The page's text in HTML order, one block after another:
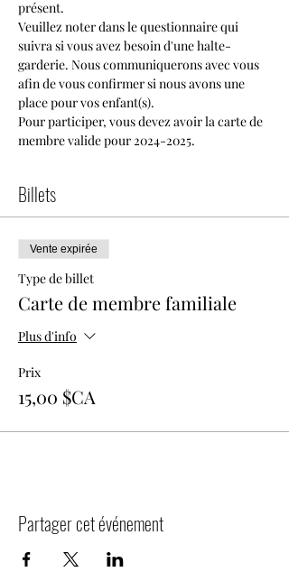
présent.
Veuillez noter dans le questionnaire qui
suivra si vous avez besoin d'une halte-
garderie. Nous communiquerons avec vous
afin de vous confirmer si nous avons une
place pour vos enfant(s).
Pour participer, vous devez avoir la carte de
membre valide pour 2024-2025.
Billets
Vente expirée
Type de billet
Carte de membre familiale
Plus d'info
Prix
15,00 $CA
Partager cet événement